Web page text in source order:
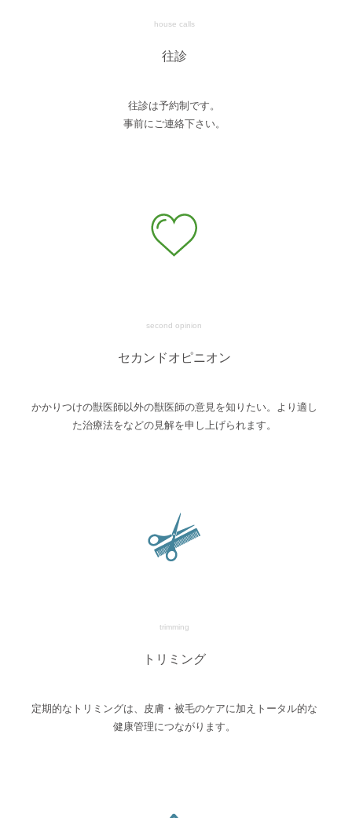
house calls
往診
往診は予約制です。
事前にご連絡下さい。
second opinion
セカンドオピニオン
かかりつけの獣医師以外の獣医師の意見を知りたい。より適し
た治療法をなどの見解を申し上げられます。
trimming
トリミング
定期的なトリミングは、皮膚・被毛のケアに加えトータル的な
健康管理につながります。